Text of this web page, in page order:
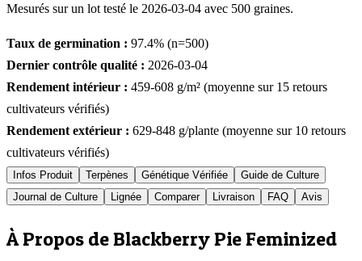
Mesurés sur un lot testé le 2026-03-04 avec 500 graines.
Taux de germination : 97.4% (n=500)
Dernier contrôle qualité : 2026-03-04
Rendement intérieur : 459-608 g/m² (moyenne sur 15 retours
cultivateurs vérifiés)
Rendement extérieur : 629-848 g/plante (moyenne sur 10 retours
cultivateurs vérifiés)
Infos Produit Terpènes Génétique Vérifiée
Guide de Culture
Journal de Culture
Lignée Comparer Livraison FAQ Avis
À Propos de Blackberry Pie Feminized